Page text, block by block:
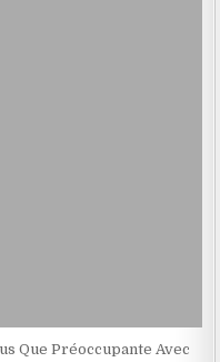
Que Préoccupante Avec